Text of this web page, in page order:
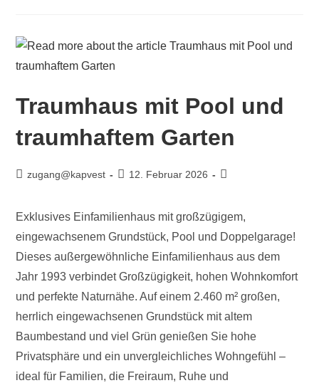
Traumhaus mit Pool und
traumhaftem Garten
zugang@kapvest 12. Februar 2026
Exklusives Einfamilienhaus mit großzügigem,
eingewachsenem Grundstück, Pool und Doppelgarage!
Dieses außergewöhnliche Einfamilienhaus aus dem
Jahr 1993 verbindet Großzügigkeit, hohen Wohnkomfort
und perfekte Naturnähe. Auf einem 2.460 m² großen,
herrlich eingewachsenen Grundstück mit altem
Baumbestand und viel Grün genießen Sie hohe
Privatsphäre und ein unvergleichliches Wohngefühl –
ideal für Familien, die Freiraum, Ruhe und